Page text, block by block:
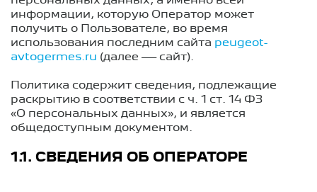
информации, которую Оператор может
получить о Пользователе, во время
использования последним сайта peugeot-
avtogermes.ru (далее — сайт).
Политика содержит сведения, подлежащие
раскрытию в соответствии с ч. 1 ст. 14 ФЗ
«О персональных данных», и является
общедоступным документом.
1.1. СВЕДЕНИЯ ОБ ОПЕРАТОРЕ